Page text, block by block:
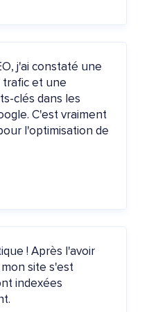
j'ai constaté une
et une
clés dans les
C'est vraiment
l'optimisation de
! Après l'avoir
site s'est
indexées